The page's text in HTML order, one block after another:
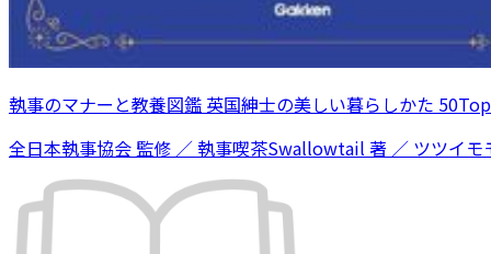
執事のマナーと教養図鑑 英国紳士の美しい暮らしかた
全日本執事協会 監修 ／ 執事喫茶Swallowtail 著 ／ ツツイ